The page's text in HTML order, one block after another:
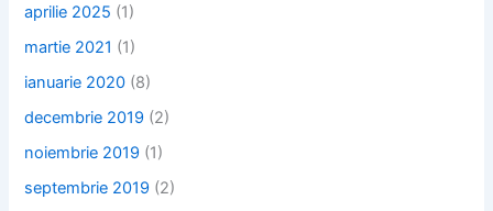
aprilie 2025 (1)
martie 2021 (1)
ianuarie 2020 (8)
decembrie 2019 (2)
noiembrie 2019 (1)
septembrie 2019 (2)